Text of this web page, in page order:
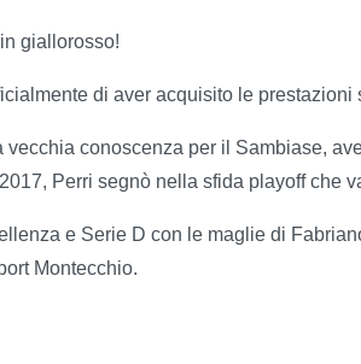
giallorosso!
di aver acquisito le prestazioni
vecchia conoscenza per il Sambiase,
Perri segnò nella sfida playoff che
e Serie D con le maglie di
Montecchio.